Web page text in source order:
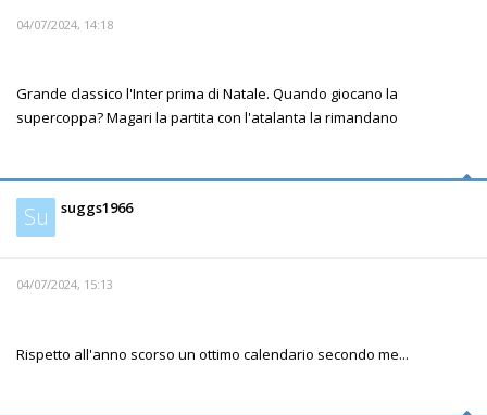
04/07/2024, 14:18
Grande classico l'Inter prima di Natale. Quando giocano la
supercoppa? Magari la partita con l'atalanta la rimandano
Su suggs1966
04/07/2024, 15:13
Rispetto all'anno scorso un ottimo calendario secondo me...